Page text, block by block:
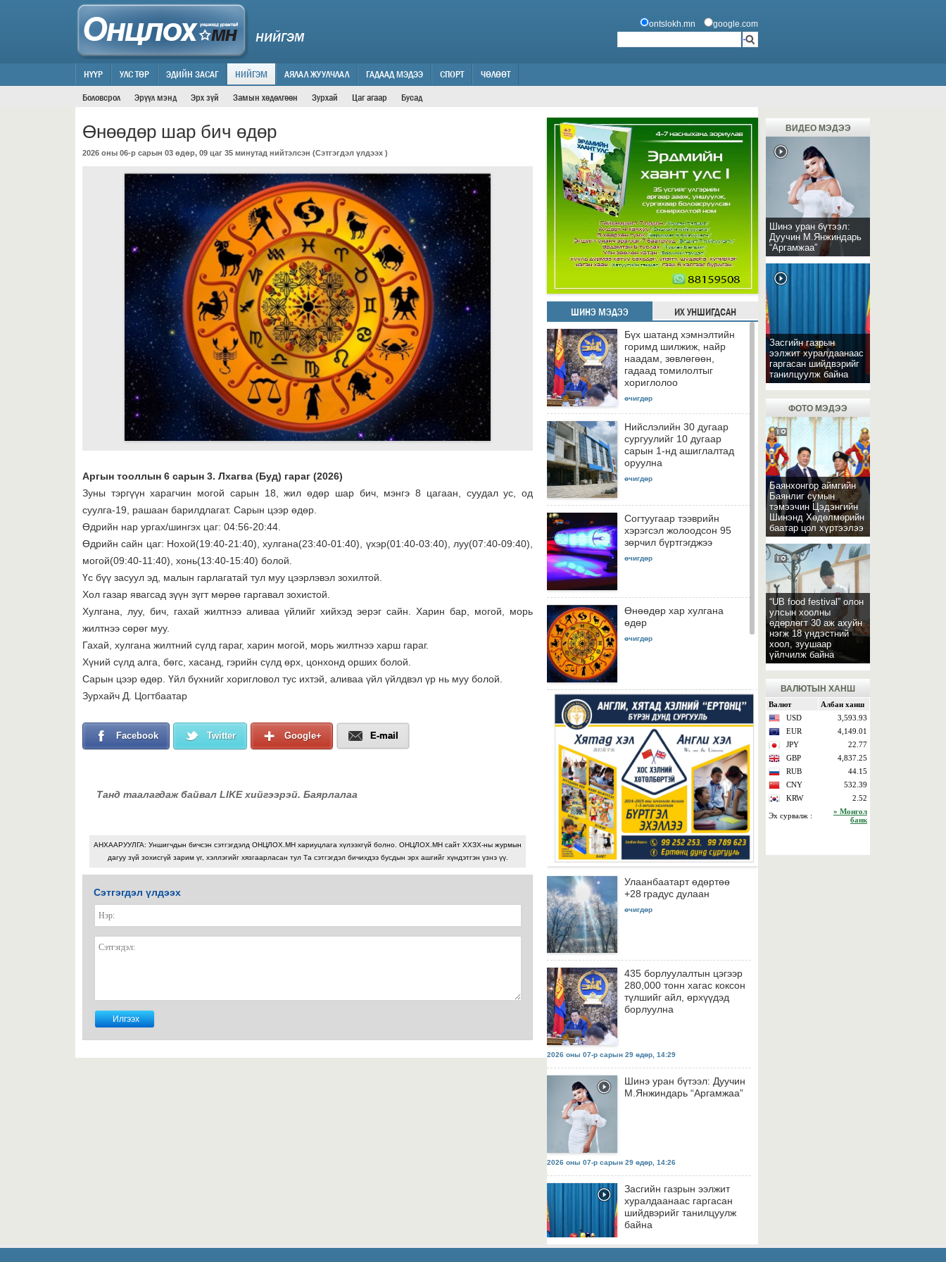
НИЙГЭМ
ontslokh.mn google.com
НҮҮР УЛС ТӨР ЭДИЙН ЗАСАГ НИЙГЭМ АЯЛАЛ ЖУУЛЧЛАЛ ГАДААД МЭДЭЭ СПОРТ
ЧӨЛӨӨТ
Боловсрол
Эрүүл мэнд Эрх зүй Замын хөдөлгөөн Зурхай Цаг агаар Бусад
Өнөөдөр шар бич өдөр
2026 оны 06-р сарын 03 өдөр, 09 цаг 35 минутад нийтэлсэн (Сэтгэгдэл үлдээх )
Аргын тооллын 6 сарын 3. Лхагва (Буд) гараг (2026)
Зуны тэргүүн харагчин могой сарын 18, жил өдөр шар бич, мэнгэ 8 цагаан, суудал ус, од
суулга-19, рашаан барилдлагат. Сарын цээр өдөр.
Өдрийн нар ургах/шингэх цаг: 04:56-20:44.
Өдрийн сайн цаг: Нохой(19:40-21:40), хулгана(23:40-01:40), үхэр(01:40-03:40), луу(07:40-09:40),
могой(09:40-11:40), хонь(13:40-15:40) болой.
Үс бүү засуул эд, малын гарлагатай тул муу цээрлэвэл зохилтой.
Хол газар явагсад зүүн зүгт мөрөө гаргавал зохистой.
Хулгана, луу, бич, гахай жилтнээ аливаа үйлийг хийхэд эерэг сайн. Харин бар, могой, морь
жилтнээ сөрөг муу.
Гахай, хулгана жилтний сүлд гараг, харин могой, морь жилтнээ харш гараг.
Хүний сүлд алга, бөгс, хасанд, гэрийн сүлд өрх, цонхонд орших болой.
Сарын цээр өдөр. Үйл бүхнийг хоригловол тус ихтэй, аливаа үйл үйлдвэл үр нь муу болой.
Зурхайч Д. Цогтбаатар
Facebook Twitter Google+ E-mail
Танд таалагдаж байвал LIKE хийгээрэй. Баярлалаа
АНХААРУУЛГА: Уншигчдын бичсэн сэтгэгдэлд ОНЦЛОХ.МН хариуцлага хүлээхгүй болно. ОНЦЛОХ.МН сайт ХХЗХ-ны журмын
дагуу зүй зохисгүй зарим үг, хэллэгийг хязгаарласан тул Та сэтгэгдэл бичихдээ бусдын эрх ашгийг хүндэтгэн үзнэ үү.
Сэтгэгдэл үлдээх
ШИНЭ МЭДЭЭ ИХ УНШИГДСАН
Бүх шатанд хэмнэлтийн
горимд шилжиж, найр
наадам, зөвлөгөөн,
гадаад томилолтыг
хориглолоо
өчигдөр
Нийслэлийн 30 дугаар
сургуулийг 10 дугаар
сарын 1-нд ашиглалтад
оруулна
өчигдөр
Согтуугаар тээврийн
хэрэгсэл жолоодсон 95
зөрчил бүртгэгджээ
өчигдөр
Өнөөдөр хар хулгана
өдөр
өчигдөр
Улаанбаатарт өдөртөө
+28 градус дулаан
өчигдөр
435 борлуулалтын цэгээр
280,000 тонн хагас коксон
түлшийг айл, өрхүүдэд
борлуулна
2026 оны 07-р сарын 29 өдөр, 14:29
Шинэ уран бүтээл: Дуучин
М.Янжиндарь “Аргамжаа”
2026 оны 07-р сарын 29 өдөр, 14:26
Засгийн газрын ээлжит
хуралдаанаас гаргасан
шийдвэрийг танилцуулж
байна
ВИДЕО МЭДЭЭ
Шинэ уран бүтээл:
Дуучин М.Янжиндарь
“Аргамжаа”
Засгийн газрын
ээлжит хуралдаанаас
гаргасан шийдвэрийг
танилцуулж байна
ФОТО МЭДЭЭ
Баянхонгор аймгийн
Баянлиг сумын
тэмээчин Цэдэнгийн
Шинэнд Хөдөлмөрийн
баатар цол хүртээлээ
“UB food festival” олон
улсын хоолны
өдөрлөгт 30 аж ахуйн
нэгж 18 үндэстний
хоол, зуушаар
үйлчилж байна
ВАЛЮТЫН ХАНШ